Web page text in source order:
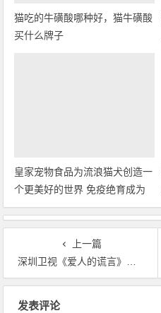
猫吃的牛磺酸哪种好，猫牛磺酸
买什么牌子
皇家宠物食品为流浪猫犬创造一
个更美好的世界 免疫绝育成为
全世界公认的解决方案
上一篇
深圳卫视《爱人的谎言》张晓龙解密冻龄秘诀
发表评论